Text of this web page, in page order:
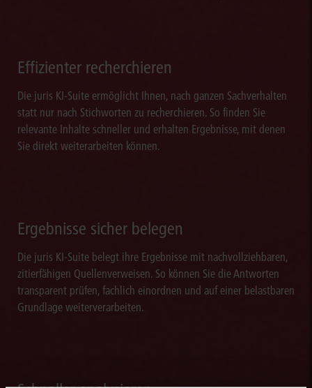
Effizienter recherchieren
Die juris KI-Suite ermöglicht Ihnen, nach ganzen Sachverhalten
statt nur nach Stichworten zu recherchieren. So finden Sie
relevante Inhalte schneller und erhalten Ergebnisse, mit denen
Sie direkt weiterarbeiten können.
Ergebnisse sicher belegen
Die juris KI-Suite belegt ihre Ergebnisse mit nachvollziehbaren,
zitierfähigen Quellenverweisen. So können Sie die Antworten
transparent prüfen, fachlich einordnen und auf einer belastbaren
Grundlage weiterverarbeiten.